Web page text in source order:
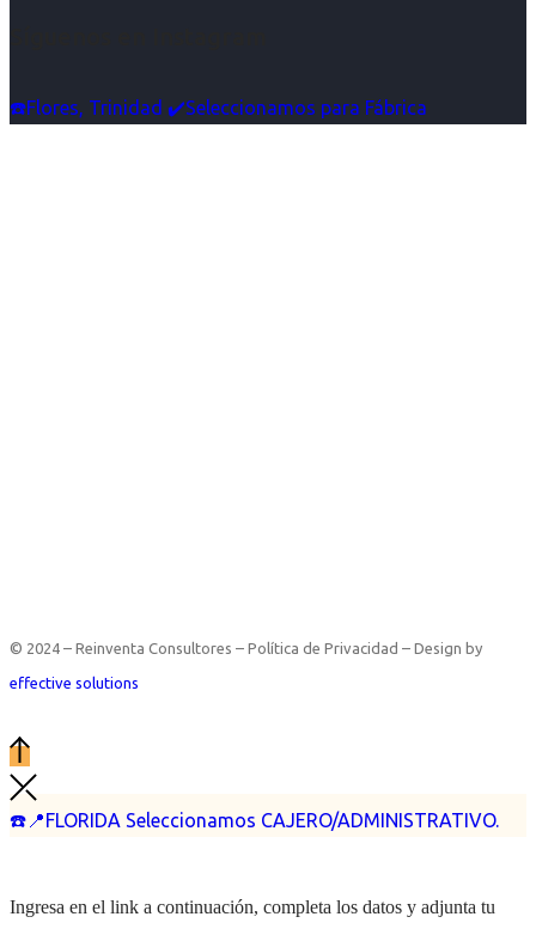
☎️Flores, Trinidad ✔️Seleccionamos para Fábrica
☎️📍FLORIDA Seleccionamos CAJERO/ADMINISTRATIVO.
© 2024 – Reinventa Consultores – Política de Privacidad – Design by
effective solutions
Ingresa en el link a continuación, completa los datos y adjunta tu